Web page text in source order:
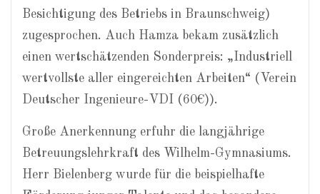
Besichtigung des Betriebs in Braunschweig)
zugesprochen. Auch Hamza bekam zusätzlich
einen wertschätzenden Sonderpreis: „Industriell
wertvollste aller eingereichten Arbeiten“ (Verein
Deutscher Ingenieure-VDI (60€)).
Große Anerkennung erfuhr die langjährige
Betreuungslehrkraft des Wilhelm-Gymnasiums.
Herr Bielenberg wurde für die beispielhafte